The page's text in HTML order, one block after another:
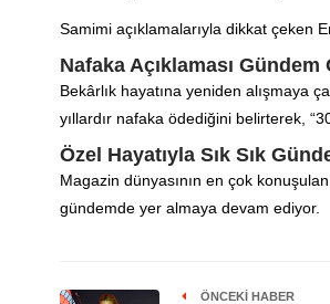
Samimi açıklamalarıyla dikkat çeken
Nafaka Açıklaması Gündem
Bekârlık hayatına yeniden alışmaya
yıllardır nafaka ödediğini belirterek,
Özel Hayatıyla Sık Sık
Magazin dünyasının en çok
gündemde yer almaya devam ediyor.
ÖNCEKI HABER